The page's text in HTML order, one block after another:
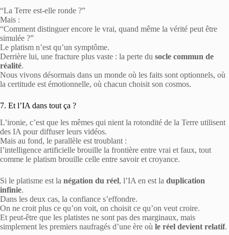
“La Terre est-elle ronde ?”
Mais :
“Comment distinguer encore le vrai, quand même la vérité peut être
simulée ?”
Le platism n’est qu’un symptôme.
Derrière lui, une fracture plus vaste : la perte du socle commun de
réalité.
Nous vivons désormais dans un monde où les faits sont optionnels, où
la certitude est émotionnelle, où chacun choisit son cosmos.
7. Et l’IA dans tout ça ?
L’ironie, c’est que les mêmes qui nient la rotondité de la Terre utilisent
des IA pour diffuser leurs vidéos.
Mais au fond, le parallèle est troublant :
l’intelligence artificielle brouille la frontière entre vrai et faux, tout
comme le platism brouille celle entre savoir et croyance.
Si le platisme est la négation du réel, l’IA en est la duplication
infinie.
Dans les deux cas, la confiance s’effondre.
On ne croit plus ce qu’on voit, on choisit ce qu’on veut croire.
Et peut-être que les platistes ne sont pas des marginaux, mais
simplement les premiers naufragés d’une ère où le réel devient relatif.